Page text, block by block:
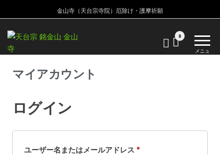
金山寺（天台宗寺院）厄除け・護摩祈願
山
寺
メニュ
ー
0
マイアカウント
ログイン
ユーザー名またはメールアドレス *